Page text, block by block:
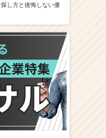
し方と後悔しない優